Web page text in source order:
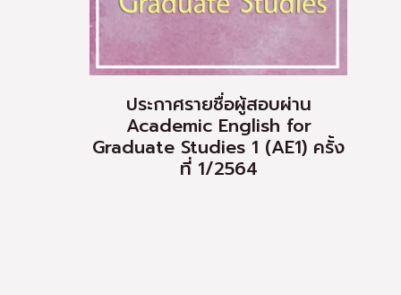
ประกาศรายชื่อผู้สอบผ่าน
Academic English for
Graduate Studies 1 (AE1) ครั้ง
ที่ 1/2564